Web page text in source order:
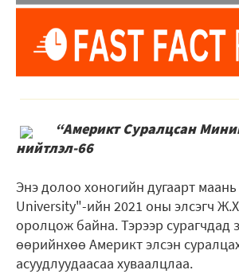
“Америкт Суралцсан
нийтлэл-66
Энэ долоо хоногийн дугаарт
University"-ийн 2021 оны элсэгч
оролцож байна. Тэрээр сурагчдад
өөрийнхөө Америкт элсэн
асуудлуудаасаа хуваалцлаа.